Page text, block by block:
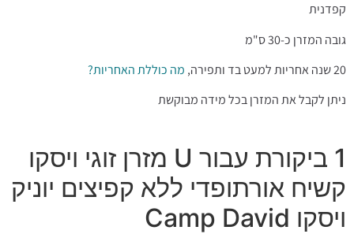
קפדנית
גובה המזרן כ-30 ס"מ
20 שנה אחריות למעט בד ותפירה,
מה כוללת האחריות?
ניתן לקבל את המזרן בכל מידה מבוקשת
1 ביקורת עבור
U מזרן זוגי ויסקו
קשיח אורתופדי ללא קפיצים יוניק
ויסקו Camp David